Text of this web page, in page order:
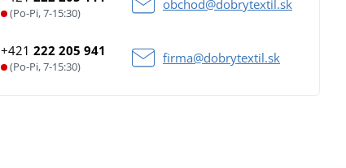
(Po-Pi, 7-15:30)
obchod@dobrytextil.sk
+421222 205 941
(Po-Pi, 7-15:30)
firma@dobrytextil.sk